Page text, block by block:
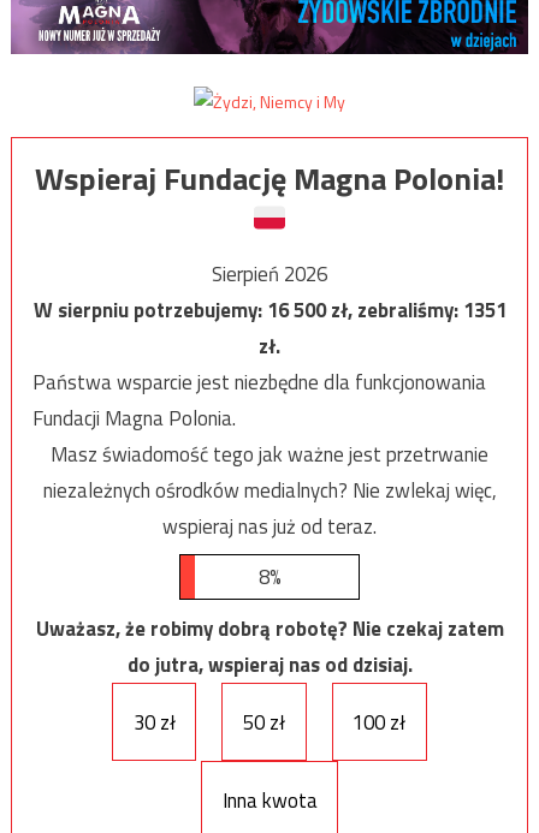
Wspieraj Fundację Magna Polonia!
Sierpień 2026
W sierpniu potrzebujemy:16 500zł, zebraliśmy:1351
zł.
Państwa wsparcie jest niezbędne dla funkcjonowania
Fundacji Magna Polonia.
Masz świadomość tego jak ważne jest przetrwanie
niezależnych ośrodków medialnych? Nie zwlekaj więc,
wspieraj nas już od teraz.
8%
Uważasz, że robimy dobrą robotę? Nie czekaj zatem
do jutra, wspieraj nas od dzisiaj.
30 zł
50 zł 100 zł
Inna kwota